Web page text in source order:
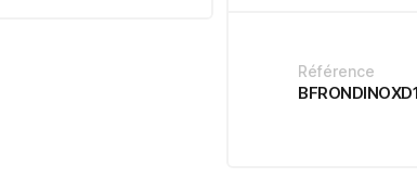
Référence